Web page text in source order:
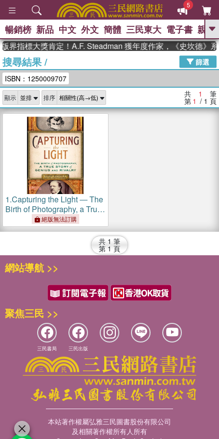
5
GO
高希均教授回憶錄
、 The Odyssey 、 父親節 、 如果歷
獎 臺灣漫遊錄 、 方念華 、 台灣的李
登輝時代
數學女孩：黎曼猜想 、
偉大的迷走神經
暢銷榜 新品 中文 外文 簡體 三民東大 電子書 親子
界指標大獎肯定！A.F. Steadman 獲年度作家，《史坎德》系
搜尋結果/
篩選
ISBN：1250009707
顯示 排序 共 1 筆
第 1 / 1 頁
1.Capturing the Light ― The
Birth of Photography, a True
Story of Genius and Rivalry
絕版無法訂購
共 1 筆
第 1 頁
網站導航 >>
聚焦三民 >>
三民書局 三民出版
本站著作權屬弘雅三民圖書股份有限公司
及相關著作權所有人所有